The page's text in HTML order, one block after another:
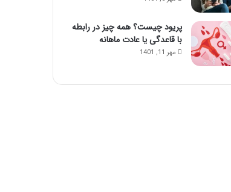
پریود چیست؟ همه چیز در رابطه
با قاعدگی یا عادت ماهانه
مهر 11, 1401